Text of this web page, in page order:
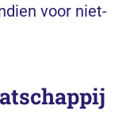
voor niet-